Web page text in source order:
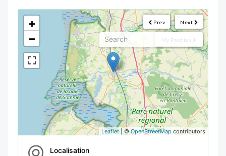
Next
Prev
My Position
<!---->
+
−
Leaflet| ©OpenStreetMap contributors
Localisation